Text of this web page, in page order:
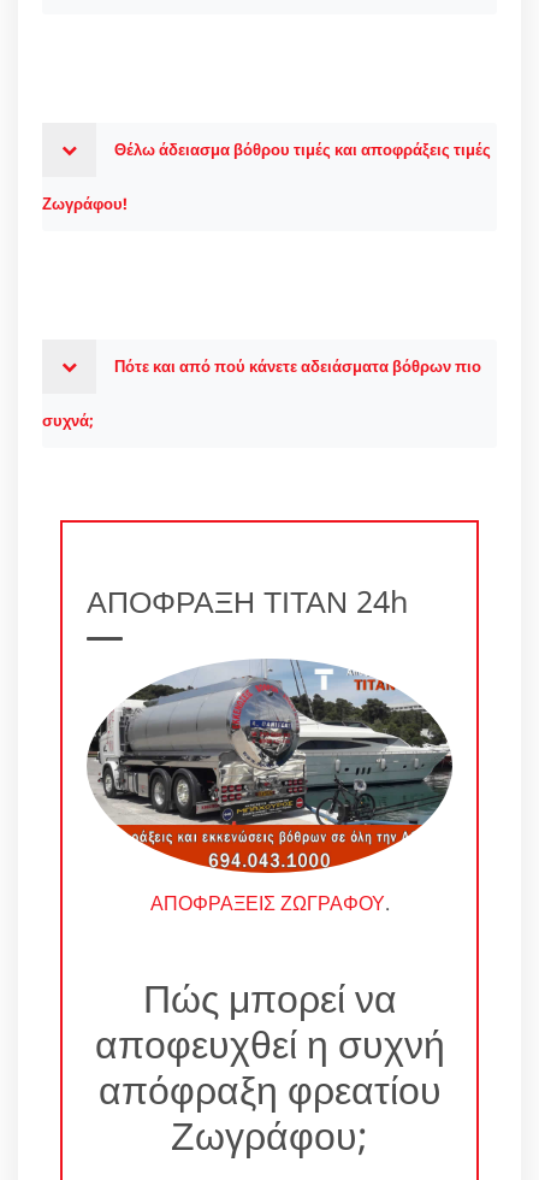
Θέλω άδειασμα βόθρου τιμές και αποφράξεις τιμές
Ζωγράφου!
Πότε και από πού κάνετε αδειάσματα βόθρων πιο
συχνά;
ΑΠΟΦΡΑΞΗ ΤΙΤΑΝ 24h
ΑΠΟΦΡΑΞΕΙΣ ΖΩΓΡΑΦΟΥ.
Πώς μπορεί να
αποφευχθεί η συχνή
απόφραξη φρεατίου
Ζωγράφου;